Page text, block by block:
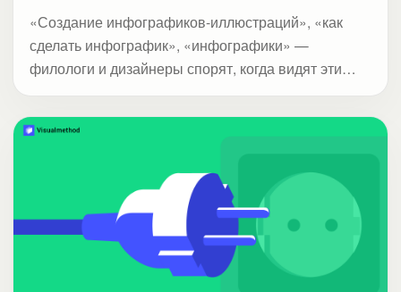
«Создание инфографиков-иллюстраций», «как
сделать инфографик», «инфографики» —
филологи и дизайнеры спорят, когда видят эти
форумах и в профессиональных сообществах о
том, как правильно писать и склонять слово. В
приемах, которые делают сложные данные
понятными.